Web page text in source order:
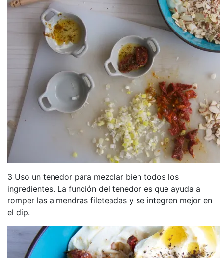
3 Uso un tenedor para mezclar bien todos los
ingredientes. La función del tenedor es que ayuda a
romper las almendras fileteadas y se integren mejor en
el dip.